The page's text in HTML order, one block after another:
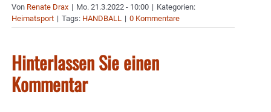
Von Renate Drax | Mo. 21.3.2022 - 10:00 | Kategorien:
Heimatsport | Tags: HANDBALL | 0 Kommentare
Hinterlassen Sie einen
Kommentar